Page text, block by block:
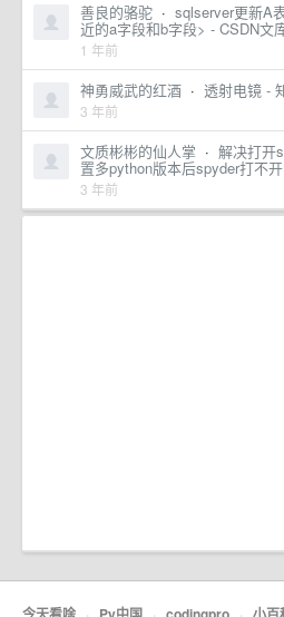
善良的骆驼 · sqlserver更新A
近的a字段和b字段> - CSDN文
1 年前
神勇威武的红酒 · 透射电镜 -
3 年前
文质彬彬的仙人掌 · 解决打开
置多python版本后spyder打不
3 年前